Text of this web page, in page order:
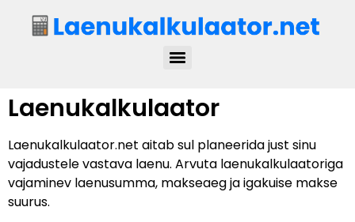
Laenukalkulaator
Laenukalkulaator.net aitab sul planeerida just sinu
vajadustele vastava laenu. Arvuta laenukalkulaatoriga
vajaminev laenusumma, makseaeg ja igakuise makse
suurus.